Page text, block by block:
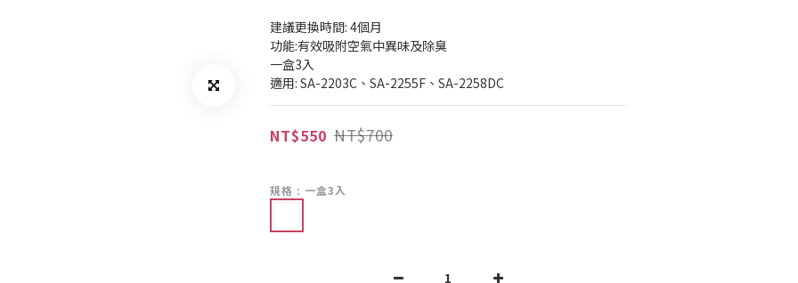
建議更換時間: 4個月
功能:有效吸附空氣中異味及除臭
一盒3入
適用: SA-2203C、SA-2255F、SA-2258DC
NT$550 NT$700
規格 : 一盒3入